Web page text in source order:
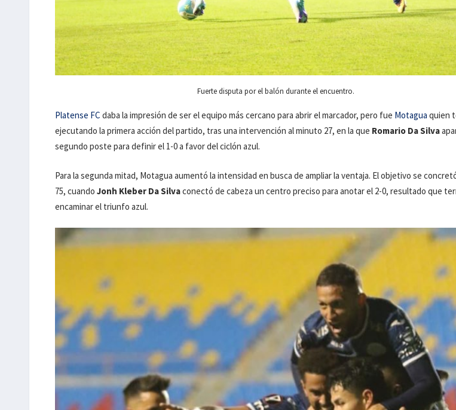
Fuerte disputa por el balón durante el encuentro.
Platense FC daba la impresión de ser el equipo más cercano para abrir el marcador, pero fue Motaguaquien
ejecutando la primera acción del partido, tras una intervención al minuto 27, en la que Romario Da Silva
segundo poste para definir el 1-0 a favor del ciclón azul.
Para la segunda mitad, Motagua aumentó la intensidad en busca de ampliar la ventaja. El objetivo se
75, cuandoJonh Kleber Da Silvaconectó de cabeza un centro preciso para anotar el 2-0, resultado que
encaminar el triunfo azul.